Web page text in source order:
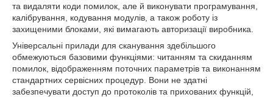
та видаляти коди помилок, але й виконувати програмування,
калібрування, кодування модулів, а також роботу із
захищеними блоками, які вимагають авторизації виробника.
Універсальні прилади для сканування здебільшого
обмежуються базовими функціями: читанням та скиданням
помилок, відображенням поточних параметрів та виконанням
стандартних сервісних процедур. Вони не здатні
забезпечувати доступ до протоколів та прихованих функцій,